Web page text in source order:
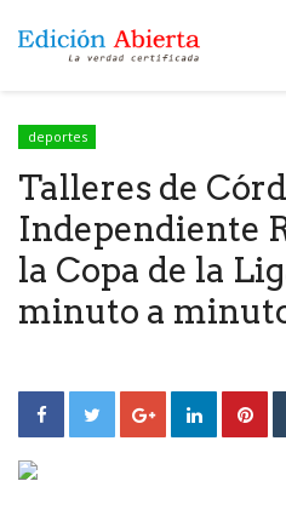
deportes
Talleres de
Independiente
la Copa de la
minuto a